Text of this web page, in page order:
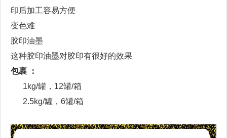
印后加工容易方便
变色难
胶印油墨
这种胶印油墨对胶印有很好的效果
包裹 ：
1kg/罐，12罐/箱
2.5kg/罐，6罐/箱